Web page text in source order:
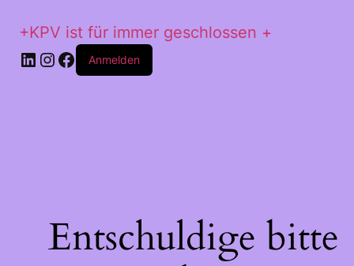
+KPV ist für immer geschlossen +
LinkedIn
Instagram
Facebook
Anmelden
Entschuldige bitte